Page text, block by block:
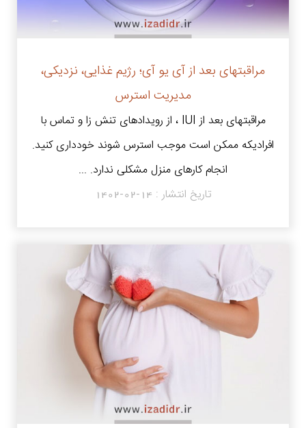
مراقبتهای بعد از آی یو آی؛ رژیم غذایی، نزدیکی،
مدیریت استرس
مراقبتهای بعد از IUI ، از رویدادهای تنش زا و تماس با
افرادیکه ممکن است موجب استرس شوند خودداری کنید.
انجام کارهای منزل مشکلی ندارد. ...
تاریخ انتشار : 1402-02-14